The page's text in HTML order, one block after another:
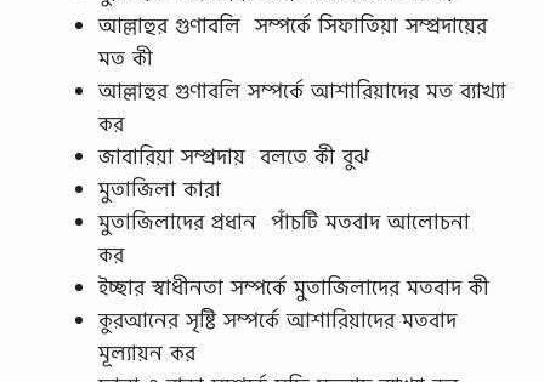
আল্লাহুর গুণাবলি সম্পর্কে সিফাতিয়া সম্প্রদায়ের
মত কী
আল্লাহুর গুণাবলি সম্পর্কে আশারিয়াদের মত ব্যাখ্যা
কর
জাবারিয়া সম্প্রদায় বলতে কী বুঝ
মুতাজিলা কারা
মুতাজিলাদের প্রধান পাঁচটি মতবাদ আলোচনা
কর
ইচ্ছার স্বাধীনতা সম্পর্কে মুতাজিলাদের মতবাদ কী
কুরআনের সৃষ্টি সম্পর্কে আশারিয়াদের মতবাদ
মূল্যায়ন কর